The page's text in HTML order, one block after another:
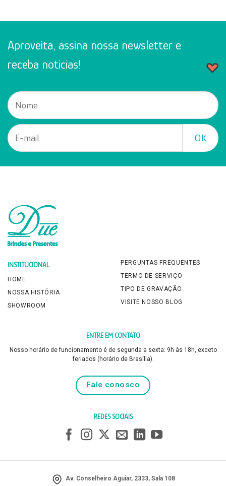
Aproveita, assina nossa newsletter e
receba noticias!
INSTITUCIONAL
HOME
NOSSA HISTÓRIA
SHOWROOM
PERGUNTAS FREQUENTES
TERMO DE SERVIÇO
TIPO DE GRAVAÇÃO
VISITE NOSSO BLOG
ENTRE EM CONTATO
Nosso horário de funcionamento é de segunda a sexta: 9h às 18h, exceto
feriados (horário de Brasília).
Fale conosco
REDES SOCIAIS
Av. Conselheiro Aguiar, 2333, Sala 108